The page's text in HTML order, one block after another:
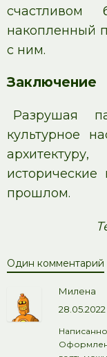
накопленный
с ним.
Заключение
Разрушая
культурное
прошлом.
Один комментарий
Милена
28.05.2022